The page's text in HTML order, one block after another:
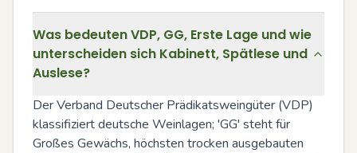
Was bedeuten VDP, GG, Erste Lage und wie
unterscheiden sich Kabinett, Spätlese und
Auslese?
Der Verband Deutscher Prädikatsweingüter (VDP)
klassifiziert deutsche Weinlagen; 'GG' steht für
Großes Gewächs, höchsten trocken ausgebauten